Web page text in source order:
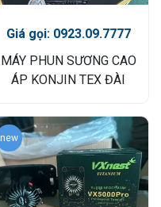
Giá gọi: 0923.09.7777
MÁY PHUN SƯƠNG CAO
ÁP KONJIN TEX ĐÀI
new